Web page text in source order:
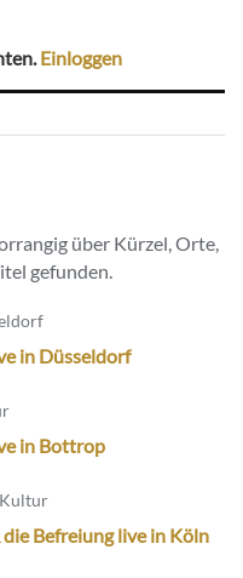
Einloggen
über Kürzel, Orte,
gefunden.
in Düsseldorf
in Bottrop
Kultur
Befreiung live in Köln